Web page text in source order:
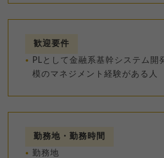
歓迎要件
PLとして金融系基幹システム開
模のマネジメント経験がある人
勤務地・勤務時間
勤務地